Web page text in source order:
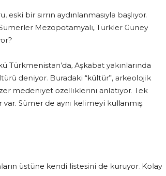
bir sırrın aydınlanmasıyla başlıyor.
Mezopotamyalı, Türkler Güney
Türkmenistan’da, Aşkabat yakınlarında
deniyor. Buradaki “kültür”, arkeolojik
medeniyet özelliklerini anlatıyor. Tek
Sümer de aynı kelimeyi kullanmış.
üstüne kendi listesini de kuruyor. Kolay